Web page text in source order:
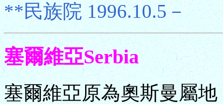
**民族院 1996.10.5－
塞爾維亞Serbia
塞爾維亞原為奧斯曼屬